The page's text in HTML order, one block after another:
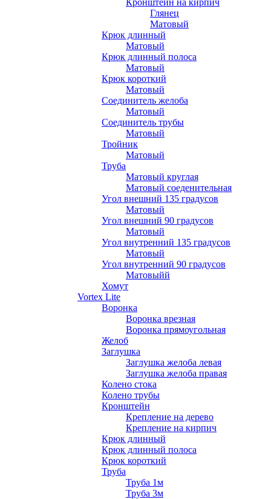
Кронштейн на кирпич
Глянец
Матовый
Крюк длинный
Матовый
Крюк длинный полоса
Матовый
Крюк короткий
Матовый
Соединитель желоба
Матовый
Соединитель трубы
Матовый
Тройник
Матовый
Труба
Матовый круглая
Матовый соеденительная
Угол внешний 135 градусов
Матовый
Угол внешний 90 градусов
Матовый
Угол внутренний 135 градусов
Матовый
Угол внутренний 90 градусов
Матовыйй
Хомут
Vortex Lite
Воронка
Воронка врезная
Воронка прямоугольная
Желоб
Заглушка
Заглушка желоба левая
Заглушка желоба правая
Колено стока
Колено трубы
Кронштейн
Крепление на дерево
Крепление на кирпич
Крюк длинный
Крюк длинный полоса
Крюк короткий
Труба
Труба 1м
Труба 3м